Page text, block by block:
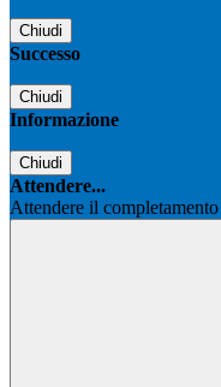
Chiudi
Successo
Chiudi
Informazione
Chiudi
Attendere...
Attendere il